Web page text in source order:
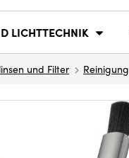
LICHTTECHNIK
linsen und Filter Reinigung